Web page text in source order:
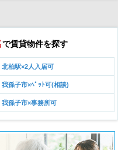
で賃貸物件を探す
北柏駅×2人入居可
我孫子市×ﾍﾟｯﾄ可(相談)
我孫子市×事務所可